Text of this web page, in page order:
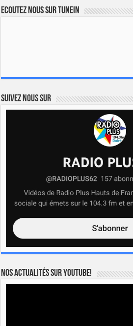
Ecoutez nous sur TuneIn
Suivez nous sur
Nos actualités sur YOUTUBE!